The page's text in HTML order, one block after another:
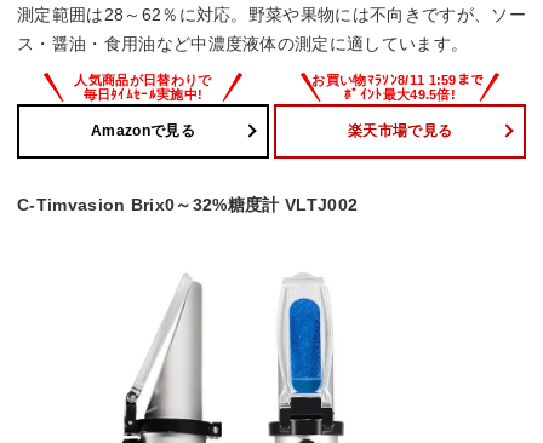
測定範囲は28～62％に対応。野菜や果物には不向きですが、ソー
ス・醤油・食用油など中濃度液体の測定に適しています。
Amazonで見る 楽天市場で見る
C-Timvasion Brix0～32%糖度計 VLTJ002